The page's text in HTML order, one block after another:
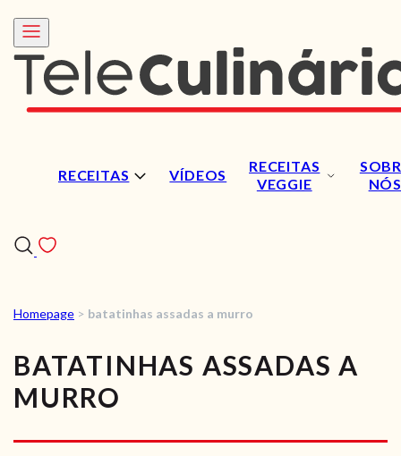
RECEITAS VÍDEOS
RECEITAS
VEGGIE
NÓS
RECEITAS
VÍDEOS
Homepage > batatinhas assadas a murro
BATATINHAS ASSADAS A
MURRO